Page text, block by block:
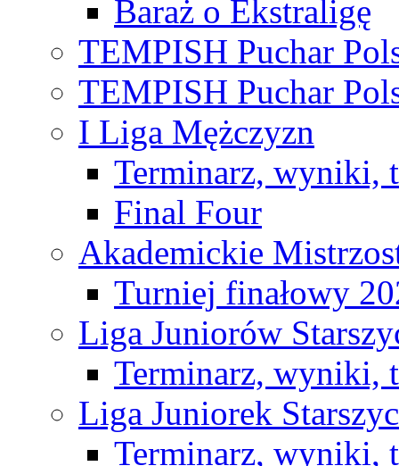
Baraż o Ekstraligę
TEMPISH Puchar
TEMPISH Puchar
I Liga Mężczyzn
Terminarz, wyniki,
Final Four
Akademickie
Turniej finałowy
Liga Juniorów
Terminarz, wyniki,
Liga Juniorek
Terminarz, wyniki,